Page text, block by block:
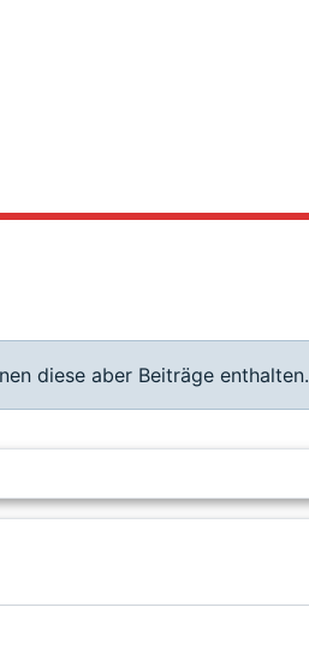
diese aber Beiträge enthalten.